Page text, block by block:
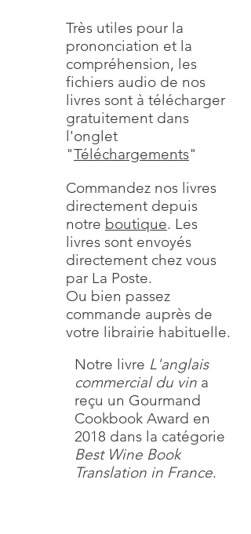
Très utiles pour la
prononciation et la
compréhension, les
fichiers audio de nos
livres sont à télécharger
gratuitement dans
l'onglet
"Téléchargements"
Commandez nos livres
directement depuis
notre boutique. Les
livres sont envoyés
directement chez vous
par La Poste.
Ou bien passez
commande auprès de
votre librairie habituelle.
Notre livre L'anglais
commercial du vin a
reçu un Gourmand
Cookbook Award en
2018 dans la catégorie
Best Wine Book
Translation in France.